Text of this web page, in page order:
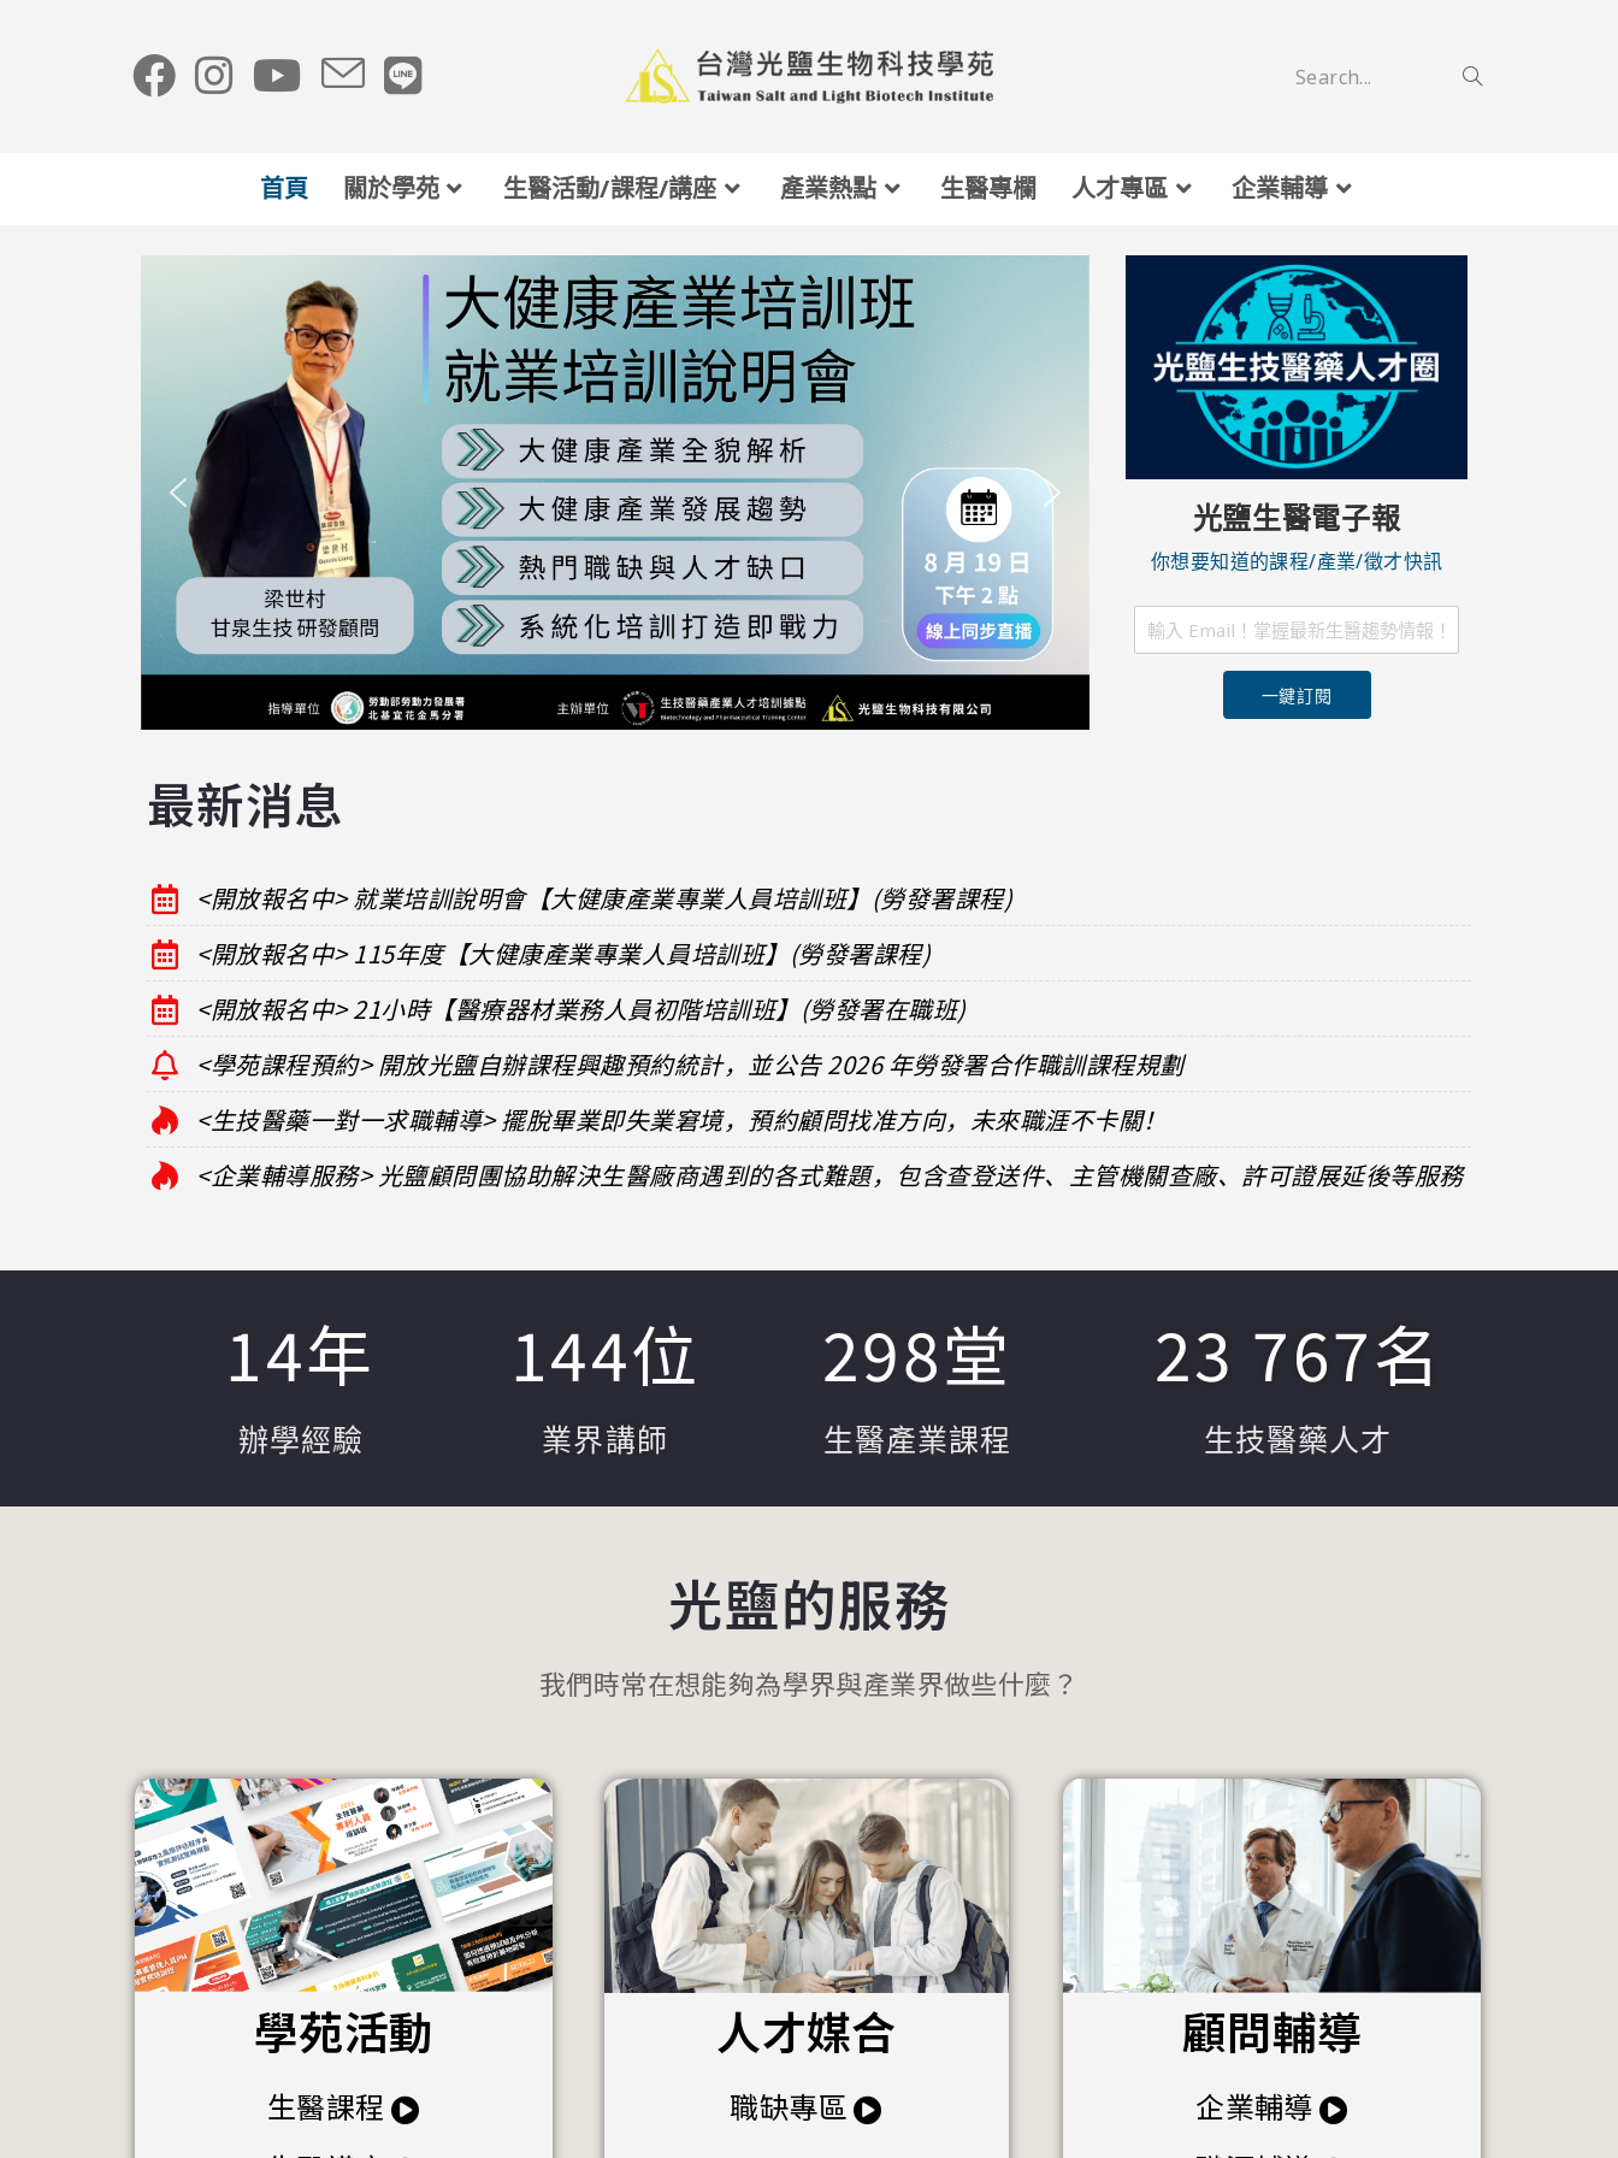
Search...
首頁 關於學苑 生醫活動/課程/講座 產業熱點 生醫專欄 人才專區 企業輔導
光鹽生醫電子報
你想要知道的課程/產業/徵才快訊
一鍵訂閱
最新消息
<開放報名中> 就業培訓說明會【大健康產業專業人員培訓班】(勞發署課程)
<開放報名中> 115年度【大健康產業專業人員培訓班】(勞發署課程)
<開放報名中> 21小時【醫療器材業務人員初階培訓班】(勞發署在職班)
<學苑課程預約> 開放光鹽自辦課程興趣預約統計，並公告 2026 年勞發署合作職訓課程規劃
<生技醫藥一對一求職輔導> 擺脫畢業即失業窘境，預約顧問找准方向，未來職涯不卡關！
<企業輔導服務> 光鹽顧問團協助解決生醫廠商遇到的各式難題，包含查登送件、主管機關查廠、許可證展延後等服務
辦學經驗
14年
業界講師
144位
生醫產業課程
298堂
生技醫藥人才
23 767名
光鹽的服務
我們時常在想能夠為學界與產業界做些什麼？
學苑活動
生醫課程
人才媒合
職缺專區
顧問輔導
企業輔導